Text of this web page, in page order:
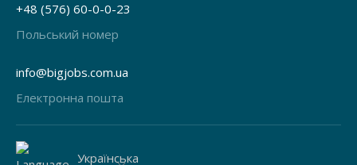
+48 (576) 60-0-0-23
Польський номер
info@bigjobs.com.ua
Електронна пошта
Українська